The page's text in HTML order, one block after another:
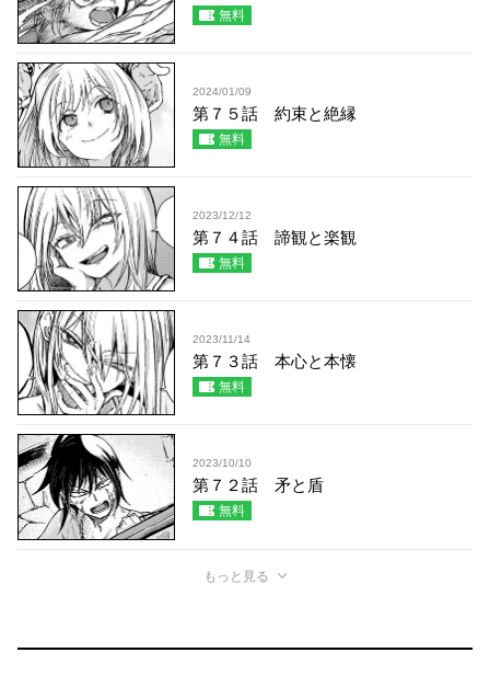
無料
2024/01/09
第７５話 約束と絶縁
無料
2023/12/12
第７４話 諦観と楽観
無料
2023/11/14
第７３話 本心と本懐
無料
2023/10/10
第７２話 矛と盾
無料
もっと見る